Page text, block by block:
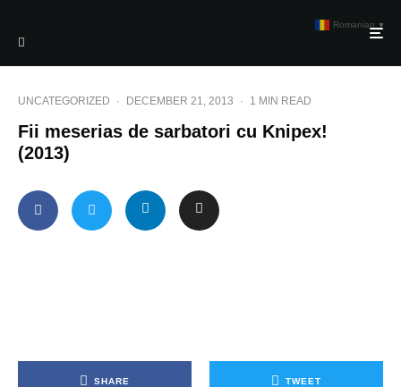
UNCATEGORIZED · DECEMBER 21, 2013 · 1 MIN READ
Fii meserias de sarbatori cu Knipex!
(2013)
SHARE TWEET
Romanian ▼